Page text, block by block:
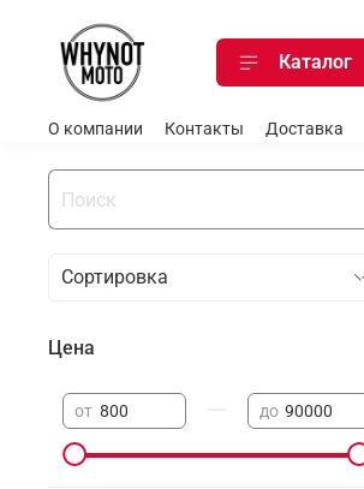
Каталог
О компании Контакты Доставка
Цена
от до